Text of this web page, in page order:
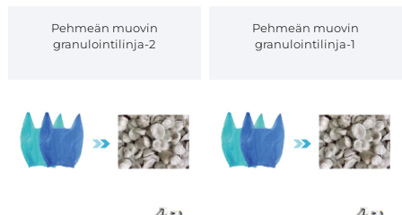
Pehmeän muovin
granulointilinja-2
Pehmeän muovin
granulointilinja-1